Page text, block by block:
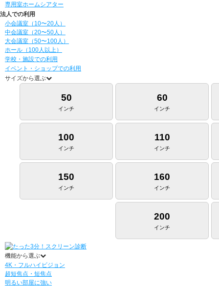
専用室ホームシアター
法人での利用
小会議室（10〜20人）
中会議室（20〜50人）
大会議室（50〜100人）
ホール（100人以上）
学校・施設での利用
イベント・ショップでの利用
サイズから選ぶ
50
インチ
60
インチ
100
インチ
110
インチ
150
インチ
160
インチ
200
インチ
機能から選ぶ
4K・フルハイビジョン
超短焦点・短焦点
明るい部屋に強い